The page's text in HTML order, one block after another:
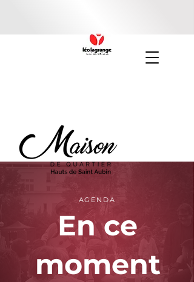
AGENDA
En ce
moment